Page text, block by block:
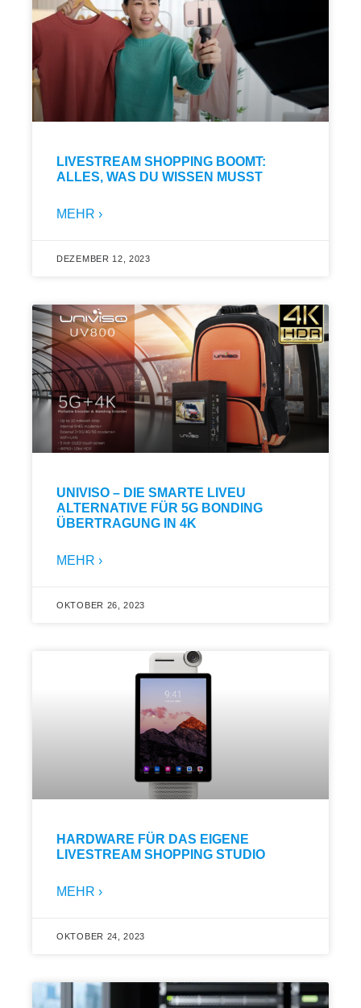
LIVESTREAM SHOPPING BOOMT:
ALLES, WAS DU WISSEN MUSST
MEHR ›
DEZEMBER 12, 2023
UNIVISO – DIE SMARTE LIVEU
ALTERNATIVE FÜR 5G BONDING
ÜBERTRAGUNG IN 4K
MEHR ›
OKTOBER 26, 2023
HARDWARE FÜR DAS EIGENE
LIVESTREAM SHOPPING STUDIO
MEHR ›
OKTOBER 24, 2023